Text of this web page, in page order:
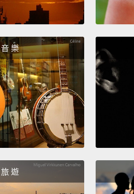
in jam, or salt, like in salted
to water that microbes need to
moisture out of any cells that
thus destroying them. Of
can increase your risk of heart
high blood pressure,
so these
moderation.
其它抗菌策略是添加大量的糖，
糖和鹽會抓住微生物生長所需的
中的水分吸乾，進而將它們摧毀
加你罹患心臟疾病、糖尿病和高
音 樂
旅 遊